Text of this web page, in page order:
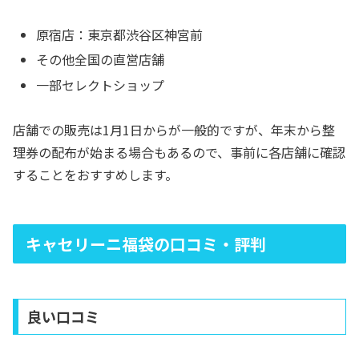
原宿店：東京都渋谷区神宮前
その他全国の直営店舗
一部セレクトショップ
店舗での販売は1月1日からが一般的ですが、年末から整
理券の配布が始まる場合もあるので、事前に各店舗に確認
することをおすすめします。
キャセリーニ福袋の口コミ・評判
良い口コミ